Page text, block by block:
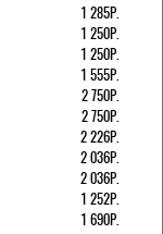
1 285Р.
1 250Р.
1 250Р.
1 555Р.
2 750Р.
2 750Р.
2 226Р.
2 036Р.
2 036Р.
1 252Р.
1 690Р.